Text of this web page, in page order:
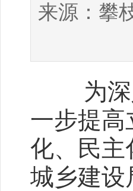
来源： 攀
为深入
一步提高
化、民主
城乡建设